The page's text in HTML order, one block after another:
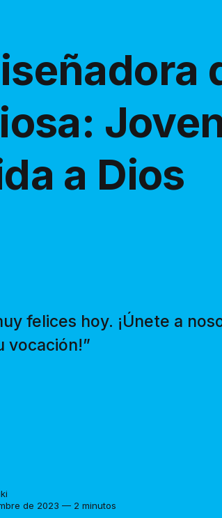
a Dios
felices hoy. ¡Únete a
vocación!”
de 2023 — 2 minutos